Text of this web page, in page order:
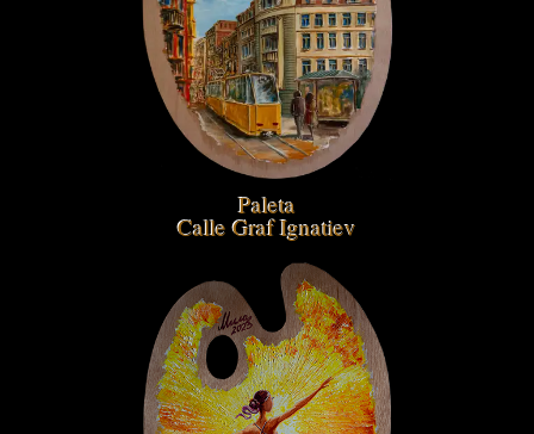
Paleta
Calle Graf Ignatiev